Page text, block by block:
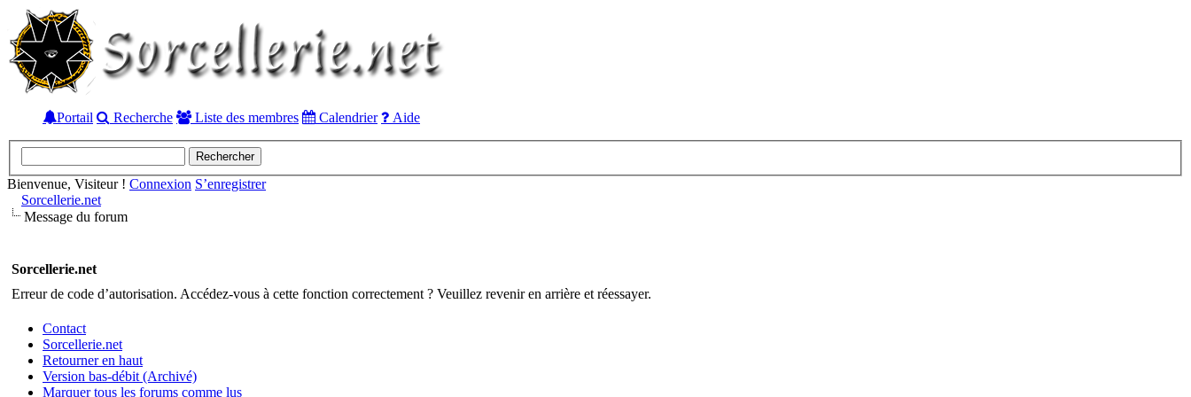
Portail Recherche Liste des membres Calendrier Aide
Bienvenue, Visiteur ! Connexion S’enregistrer
Sorcellerie.net
Message du forum
Sorcellerie.net
Erreur de code d’autorisation. Accédez-vous à cette fonction correctement ? Veuillez revenir en arrière et réessayer.
Contact
Sorcellerie.net
Retourner en haut
Version bas-débit (Archivé)
Marquer tous les forums comme lus